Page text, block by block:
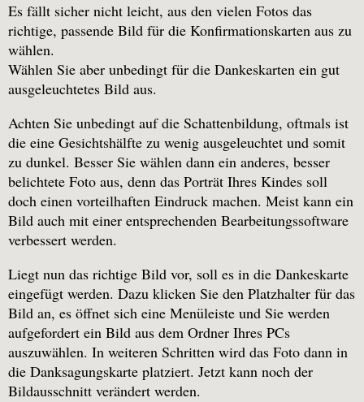
Es fällt sicher nicht leicht, aus den vielen Fotos das
richtige, passende Bild für die Konfirmationskarten aus zu
wählen.
Wählen Sie aber unbedingt für die Dankeskarten ein gut
ausgeleuchtetes Bild aus.
Achten Sie unbedingt auf die Schattenbildung, oftmals ist
die eine Gesichtshälfte zu wenig ausgeleuchtet und somit
zu dunkel. Besser Sie wählen dann ein anderes, besser
belichtete Foto aus, denn das Porträt Ihres Kindes soll
doch einen vorteilhaften Eindruck machen. Meist kann ein
Bild auch mit einer entsprechenden Bearbeitungssoftware
verbessert werden.
Liegt nun das richtige Bild vor, soll es in die Dankeskarte
eingefügt werden. Dazu klicken Sie den Platzhalter für das
Bild an, es öffnet sich eine Menüleiste und Sie werden
aufgefordert ein Bild aus dem Ordner Ihres PCs
auszuwählen. In weiteren Schritten wird das Foto dann in
die Danksagungskarte platziert. Jetzt kann noch der
Bildausschnitt verändert werden.